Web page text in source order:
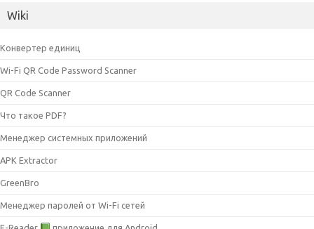
Wiki
Конвертер единиц
Wi-Fi QR Code Password Scanner
QR Code Scanner
Что такое PDF?
Менеджер системных приложений
APK Extractor
GreenBro
Менеджер паролей от Wi-Fi сетей